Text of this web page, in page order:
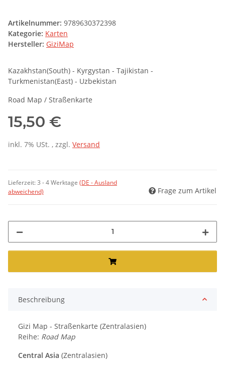
Artikelnummer: 9789630372398
Kategorie: Karten
Hersteller: GiziMap
Kazakhstan(South) - Kyrgystan - Tajikistan -
Turkmenistan(East) - Uzbekistan
Road Map / Straßenkarte
15,50 €
inkl. 7% USt. , zzgl. Versand
Lieferzeit:3 - 4 Werktage (DE - Ausland
abweichend)
Frage zum Artikel
Beschreibung
Gizi Map - Straßenkarte (Zentralasien)
Reihe: Road Map
Central Asia (Zentralasien)